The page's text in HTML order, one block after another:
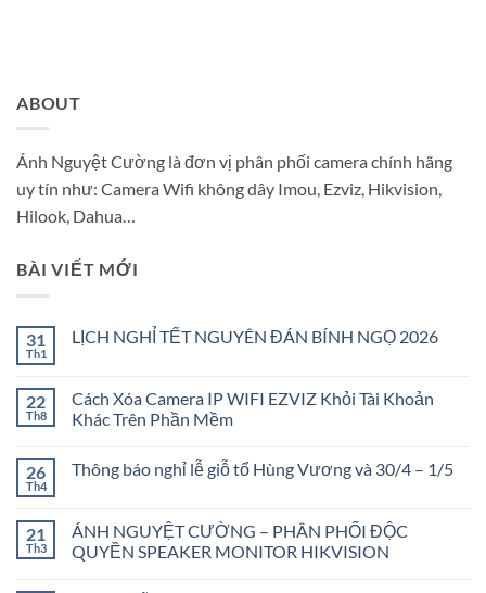
ABOUT
Ánh Nguyệt Cường là đơn vị phân phối camera chính hãng
uy tín như: Camera Wifi không dây Imou, Ezviz, Hikvision,
Hilook, Dahua…
BÀI VIẾT MỚI
31
Th1
LỊCH NGHỈ TẾT NGUYÊN ĐÁN BÍNH NGỌ 2026
luận
ở
LỊCH
NGUYÊN
2026
22
Th8
Cách Xóa Camera IP WIFI EZVIZ Khỏi Tài Khoản
Khác Trên Phần Mềm
bình
Xóa
Camera
IP
26
Th4
Thông báo nghỉ lễ giỗ tổ Hùng Vương và 30/4 – 1/5
bình
luận
ở
Thông
21
Th3
ÁNH NGUYỆT CƯỜNG – PHÂN PHỐI ĐỘC
QUYỀN SPEAKER MONITOR HIKVISION